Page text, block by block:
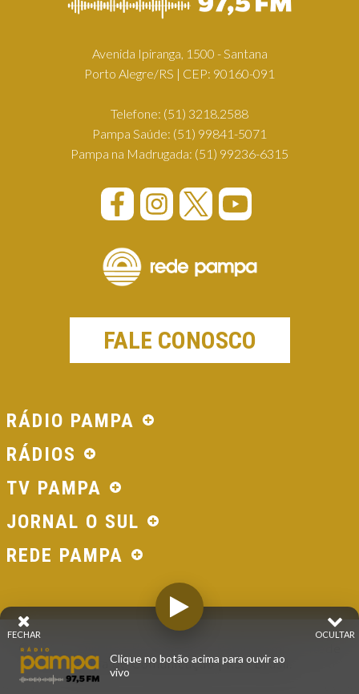
Avenida Ipiranga, 1500 - Santana
Porto Alegre/RS | CEP: 90160-091
Telefone: (51) 3218.2588
Pampa Saúde: (51) 99841-5071
Pampa na Madrugada: (51) 99236-6315
FALE CONOSCO
RÁDIO PAMPA
RÁDIOS
TV PAMPA
JORNAL O SUL
REDE PAMPA
© 2026 - Direitos Reservados - Rádio Pampa - Rede
Pampa de Comunicação | RS - Brasil.
OCULTAR
FECHAR
Clique no botão acima para ouvir ao
vivo